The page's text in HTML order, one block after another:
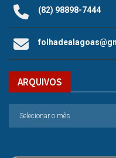
(82) 98898-7444
ARQUIVOS